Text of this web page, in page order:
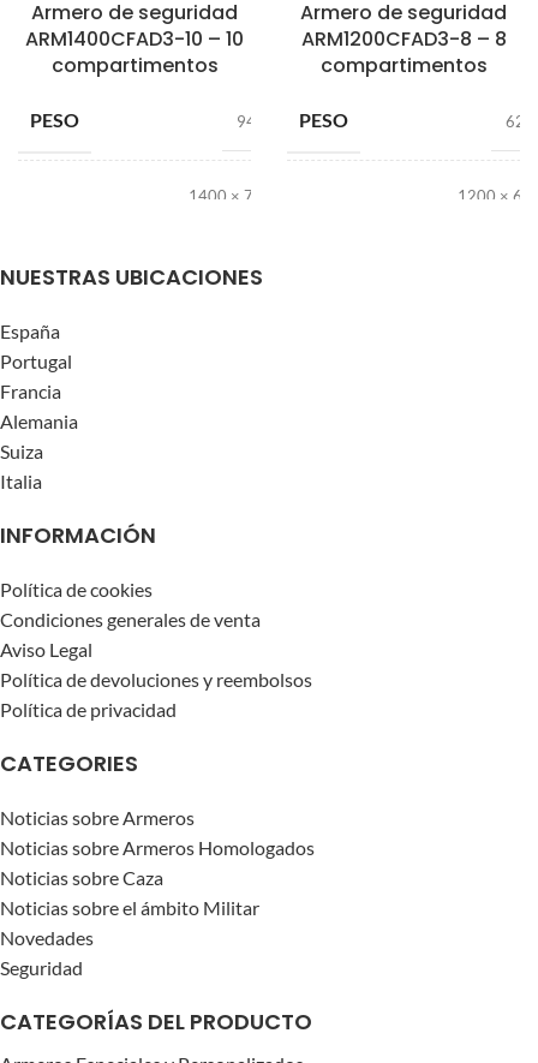
Armero de seguridad
ARM1400CFAD3-10 – 10
compartimentos
PESO 940 kg
1400 × 700 ×
COMBINACIONES
Mecánica
GRADO DE RESISTENCIA
Armero de seguridad
ARM1200CFAD3-8 – 8
compartimentos
PESO 620
1200 ×
NUESTRAS UBICACIONES
España
Portugal
Francia
Alemania
Suiza
Italia
INFORMACIÓN
Política de cookies
Condiciones generales de venta
Aviso Legal
Política de devoluciones y reembolsos
Política de privacidad
CATEGORIES
Noticias sobre Armeros
Noticias sobre Armeros Homologados
Noticias sobre Caza
Noticias sobre el ámbito Militar
Novedades
Seguridad
CATEGORÍAS DEL PRODUCTO